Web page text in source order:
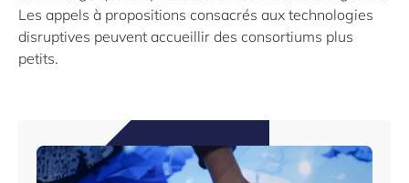
Les appels à propositions consacrés aux technologies
disruptives peuvent accueillir des consortiums plus
petits.